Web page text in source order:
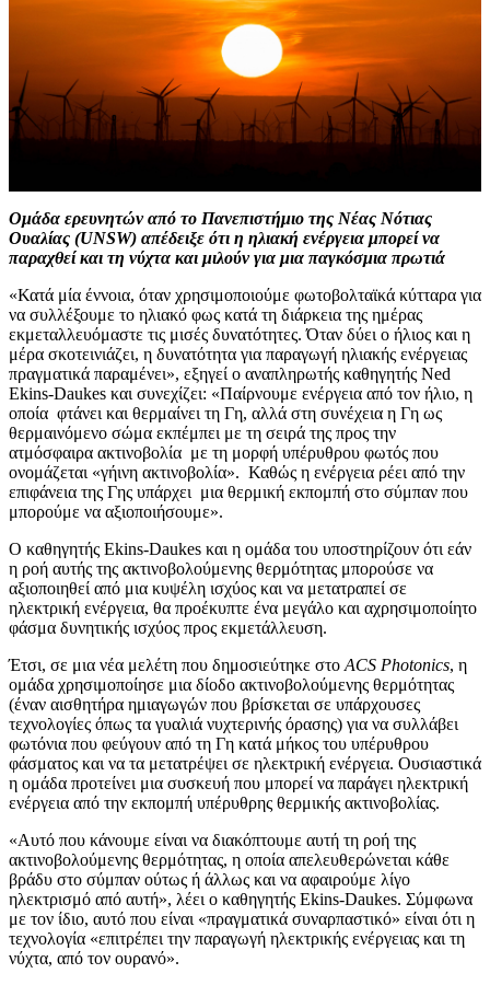
Ομάδα ερευνητών από το Πανεπιστήμιο της Νέας Νότιας
Ουαλίας (UNSW) απέδειξε ότι η ηλιακή ενέργεια μπορεί να
παραχθεί και τη νύχτα και μιλούν για μια παγκόσμια πρωτιά
«Κατά μία έννοια, όταν χρησιμοποιούμε φωτοβολταϊκά κύτταρα για
να συλλέξουμε το ηλιακό φως κατά τη διάρκεια της ημέρας
εκμεταλλευόμαστε τις μισές δυνατότητες. Όταν δύει ο ήλιος και η
μέρα σκοτεινιάζει, η δυνατότητα για παραγωγή ηλιακής ενέργειας
πραγματικά παραμένει», εξηγεί ο αναπληρωτής καθηγητής Ned
Ekins-Daukes και συνεχίζει: «Παίρνουμε ενέργεια από τον ήλιο, η
οποία φτάνει και θερμαίνει τη Γη, αλλά στη συνέχεια η Γη ως
θερμαινόμενο σώμα εκπέμπει με τη σειρά της προς την
ατμόσφαιρα ακτινοβολία με τη μορφή υπέρυθρου φωτός που
ονομάζεται «γήινη ακτινοβολία». Καθώς η ενέργεια ρέει από την
επιφάνεια της Γης υπάρχει μια θερμική εκπομπή στο σύμπαν που
μπορούμε να αξιοποιήσουμε».
Ο καθηγητής Ekins-Daukes και η ομάδα του υποστηρίζουν ότι εάν
η ροή αυτής της ακτινοβολούμενης θερμότητας μπορούσε να
αξιοποιηθεί από μια κυψέλη ισχύος και να μετατραπεί σε
ηλεκτρική ενέργεια, θα προέκυπτε ένα μεγάλο και αχρησιμοποίητο
φάσμα δυνητικής ισχύος προς εκμετάλλευση.
Έτσι, σε μια νέα μελέτη που δημοσιεύτηκε στο ACS Photonics, η
ομάδα χρησιμοποίησε μια δίοδο ακτινοβολούμενης θερμότητας
(έναν αισθητήρα ημιαγωγών που βρίσκεται σε υπάρχουσες
τεχνολογίες όπως τα γυαλιά νυχτερινής όρασης) για να συλλάβει
φωτόνια που φεύγουν από τη Γη κατά μήκος του υπέρυθρου
φάσματος και να τα μετατρέψει σε ηλεκτρική ενέργεια. Ουσιαστικά
η ομάδα προτείνει μια συσκευή που μπορεί να παράγει ηλεκτρική
ενέργεια από την εκπομπή υπέρυθρης θερμικής ακτινοβολίας.
«Αυτό που κάνουμε είναι να διακόπτουμε αυτή τη ροή της
ακτινοβολούμενης θερμότητας, η οποία απελευθερώνεται κάθε
βράδυ στο σύμπαν ούτως ή άλλως και να αφαιρούμε λίγο
ηλεκτρισμό από αυτή», λέει ο καθηγητής Ekins-Daukes. Σύμφωνα
με τον ίδιο, αυτό που είναι «πραγματικά συναρπαστικό» είναι ότι η
τεχνολογία «επιτρέπει την παραγωγή ηλεκτρικής ενέργειας και τη
νύχτα, από τον ουρανό».